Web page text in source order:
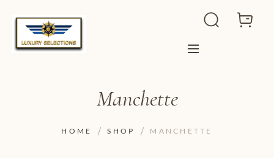
Manchette
HOME SHOP MANCHETTE